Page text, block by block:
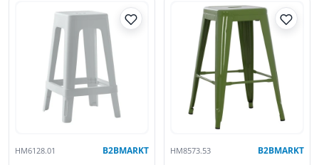
HM6128.01 B2BMARKT HM8573.53 B2BMARKT